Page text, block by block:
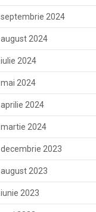
septembrie 2024
august 2024
iulie 2024
mai 2024
aprilie 2024
martie 2024
decembrie 2023
august 2023
iunie 2023